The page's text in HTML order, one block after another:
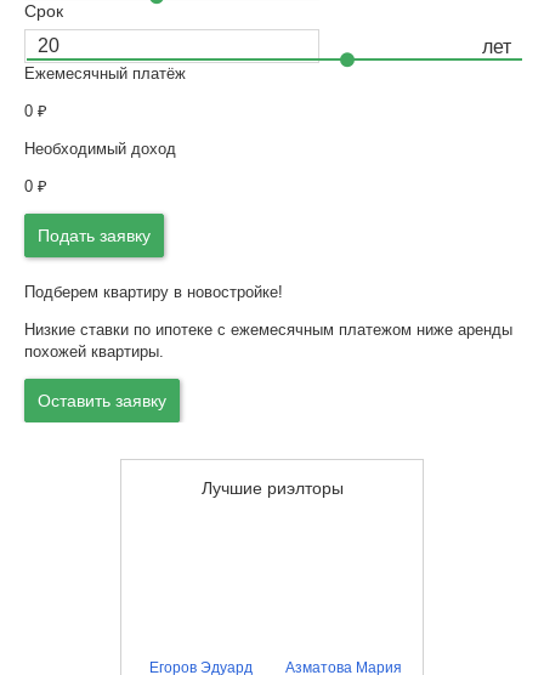
Срок
Ежемесячный платёж
0 ₽
Необходимый доход
0 ₽
Подать заявку
Подберем квартиру в новостройке!
Низкие ставки по ипотеке с ежемесячным платежом ниже аренды
похожей квартиры.
Оставить заявку
Лучшие риэлторы
Егоров Эдуард Азматова Мария